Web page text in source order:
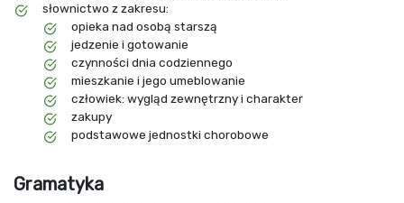
słownictwo z zakresu:
opieka nad osobą starszą
jedzenie i gotowanie
czynności dnia codziennego
mieszkanie i jego umeblowanie
człowiek: wygląd zewnętrzny i charakter
zakupy
podstawowe jednostki chorobowe
Gramatyka